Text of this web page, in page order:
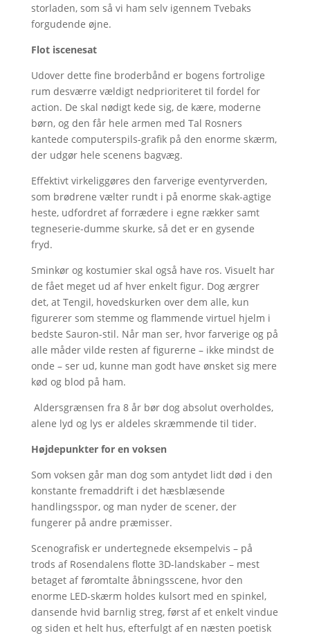
storladen, som så vi ham selv igennem Tvebaks
forgudende øjne.
Flot iscenesat
Udover dette fine broderbånd er bogens fortrolige
rum desværre vældigt nedprioriteret til fordel for
action. De skal nødigt kede sig, de kære, moderne
børn, og den får hele armen med Tal Rosners
kantede computerspils-grafik på den enorme skærm,
der udgør hele scenens bagvæg.
Effektivt virkeliggøres den farverige eventyrverden,
som brødrene vælter rundt i på enorme skak-agtige
heste, udfordret af forrædere i egne rækker samt
tegneserie-dumme skurke, så det er en gysende
fryd.
Sminkør og kostumier skal også have ros. Visuelt har
de fået meget ud af hver enkelt figur. Dog ærgrer
det, at Tengil, hovedskurken over dem alle, kun
figurerer som stemme og flammende virtuel hjelm i
bedste Sauron-stil. Når man ser, hvor farverige og på
alle måder vilde resten af figurerne – ikke mindst de
onde – ser ud, kunne man godt have ønsket sig mere
kød og blod på ham.
Aldersgrænsen fra 8 år bør dog absolut overholdes,
alene lyd og lys er aldeles skræmmende til tider.
Højdepunkter for en voksen
Som voksen går man dog som antydet lidt død i den
konstante fremaddrift i det hæsblæsende
handlingsspor, og man nyder de scener, der
fungerer på andre præmisser.
Scenografisk er undertegnede eksempelvis – på
trods af Rosendalens flotte 3D-landskaber – mest
betaget af føromtalte åbningsscene, hvor den
enorme LED-skærm holdes kulsort med en spinkel,
dansende hvid barnlig streg, først af et enkelt vindue
og siden et helt hus, efterfulgt af en næsten poetisk